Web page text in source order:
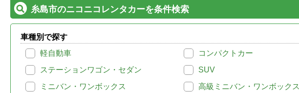
糸島市のニコニコレンタカーを条件検索
車種別で探す
軽自動車
コンパクトカー
ステーションワゴン・セダン
SUV
ミニバン・ワンボックス
高級ミニバン・ワンボックス